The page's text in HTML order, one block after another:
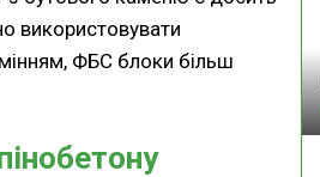
використовувати
ФБС блоки більш